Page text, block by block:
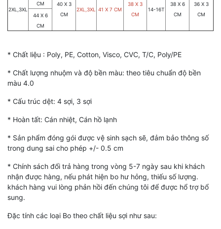
2XL,3XL
CM
40 X 3
CM
2XL,3XL 41 X 7 CM
38 X 3
CM
14-16T
38 X 6
CM
36 X 3
CM
44 X 6
CM
* Chất liệu : Poly, PE, Cotton, Visco, CVC, T/C, Poly/PE
* Chất lượng nhuộm và độ bền màu: theo tiêu chuẩn độ bền
màu 4.0
* Cấu trúc dệt: 4 sợi, 3 sợi
* Hoàn tất: Cán nhiệt, Cán hồ lạnh
* Sản phẩm đóng gói được vệ sinh sạch sẽ, đảm bảo thông số
trong dung sai cho phép +/- 0.5 cm
* Chính sách đổi trả hàng trong vòng 5-7 ngày sau khi khách
nhận được hàng, nếu phát hiện bo hư hỏng, thiếu số lượng.
khách hàng vui lòng phản hồi đến chúng tôi để được hổ trợ bổ
sung.
Đặc tính các loại Bo theo chất liệu sợi như sau: